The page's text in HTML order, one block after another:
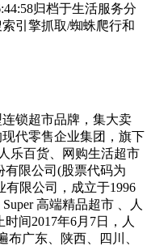
归档于生活服务分
引擎抓取/蜘蛛爬行和
锁超市品牌，集大卖
代零售企业集团，旗下
乐百货、网购生活超市
限公司(股票代码为
有限公司，成立于1996
高端精品超市 、人
间2017年6月7日，人
布广东、陕西、四川、